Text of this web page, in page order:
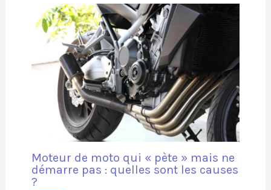
Moteur de moto qui « pète » mais ne
démarre pas : quelles sont les causes
?